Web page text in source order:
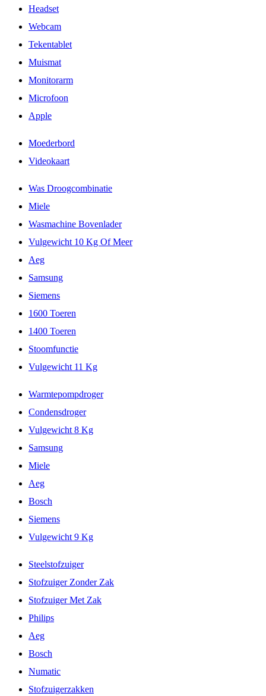
Headset
Webcam
Tekentablet
Muismat
Monitorarm
Microfoon
Apple
Moederbord
Videokaart
Was Droogcombinatie
Miele
Wasmachine Bovenlader
Vulgewicht 10 Kg Of Meer
Aeg
Samsung
Siemens
1600 Toeren
1400 Toeren
Stoomfunctie
Vulgewicht 11 Kg
Warmtepompdroger
Condensdroger
Vulgewicht 8 Kg
Samsung
Miele
Aeg
Bosch
Siemens
Vulgewicht 9 Kg
Steelstofzuiger
Stofzuiger Zonder Zak
Stofzuiger Met Zak
Philips
Aeg
Bosch
Numatic
Stofzuigerzakken